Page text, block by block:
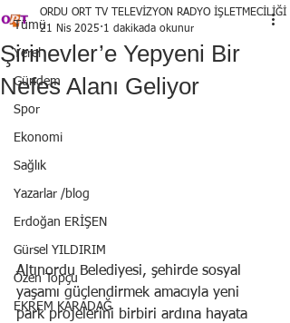
Tümü
Yerel
Gündem
Spor
Ekonomi
Sağlık
Yazarlar /blog
Erdoğan ERİŞEN
Gürsel YILDIRIM
Özen Topçu
EKREM KARADAĞ
Şirinevler’e Yepyeni Bir
Nefes Alanı Geliyor
ORDU ORT TV TELEVİZYON RADYO İŞLETMECİLİĞİ
21 Nis 2025 1 dakikada okunur
Altınordu Belediyesi, şehirde sosyal
yaşamı güçlendirmek amacıyla yeni
park projelerini birbiri ardına hayata